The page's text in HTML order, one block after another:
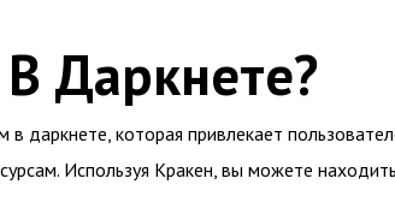
Даркнете?
даркнете, которая привлекает
Используя Кракен, вы можете